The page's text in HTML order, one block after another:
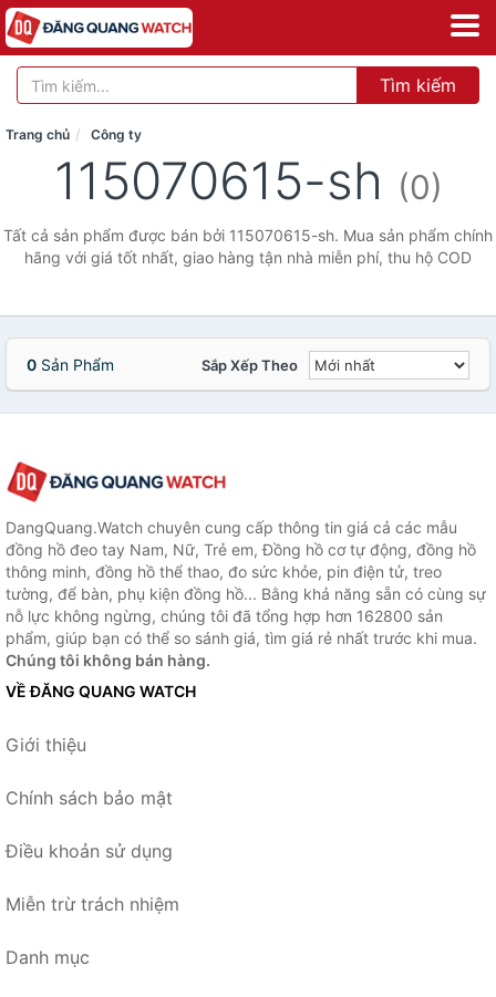
Tìm kiếm
Trang chủ Công ty
115070615-sh (0)
Tất cả sản phẩm được bán bởi 115070615-sh. Mua sản phẩm chính
hãng với giá tốt nhất, giao hàng tận nhà miễn phí, thu hộ COD
0 Sản Phẩm Sắp Xếp Theo
DangQuang.Watch chuyên cung cấp thông tin giá cả các mẫu
đồng hồ đeo tay Nam, Nữ, Trẻ em, Đồng hồ cơ tự động, đồng hồ
thông minh, đồng hồ thể thao, đo sức khỏe, pin điện tử, treo
tường, để bàn, phụ kiện đồng hồ... Bằng khả năng sẵn có cùng sự
nỗ lực không ngừng, chúng tôi đã tổng hợp hơn 162800 sản
phẩm, giúp bạn có thể so sánh giá, tìm giá rẻ nhất trước khi mua.
Chúng tôi không bán hàng.
VỀ ĐĂNG QUANG WATCH
Giới thiệu
Chính sách bảo mật
Điều khoản sử dụng
Miễn trừ trách nhiệm
Danh mục